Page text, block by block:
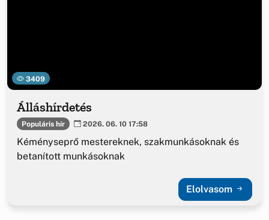
3409
Álláshírdetés
Populáris hír 2026. 06. 10 17:58
Kéményseprő mestereknek, szakmunkásoknak és
betanított munkásoknak
Elolvasom